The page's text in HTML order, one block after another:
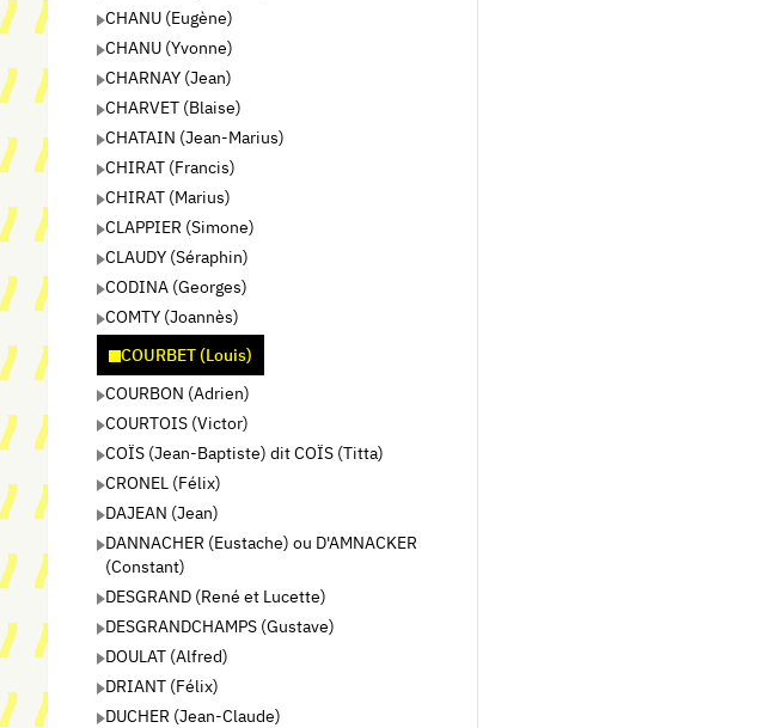
CHANU (Eugène)
CHANU (Yvonne)
CHARNAY (Jean)
CHARVET (Blaise)
CHATAIN (Jean-Marius)
CHIRAT (Francis)
CHIRAT (Marius)
CLAPPIER (Simone)
CLAUDY (Séraphin)
CODINA (Georges)
COMTY (Joannès)
COURBET (Louis)
COURBON (Adrien)
COURTOIS (Victor)
COÏS (Jean-Baptiste) dit COÏS (Titta)
CRONEL (Félix)
DAJEAN (Jean)
DANNACHER (Eustache) ou D'AMNACKER
(Constant)
DESGRAND (René et Lucette)
DESGRANDCHAMPS (Gustave)
DOULAT (Alfred)
DRIANT (Félix)
DUCHER (Jean-Claude)